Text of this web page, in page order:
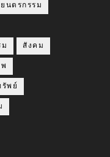
ยนตรกรรม
สังคม
พย์